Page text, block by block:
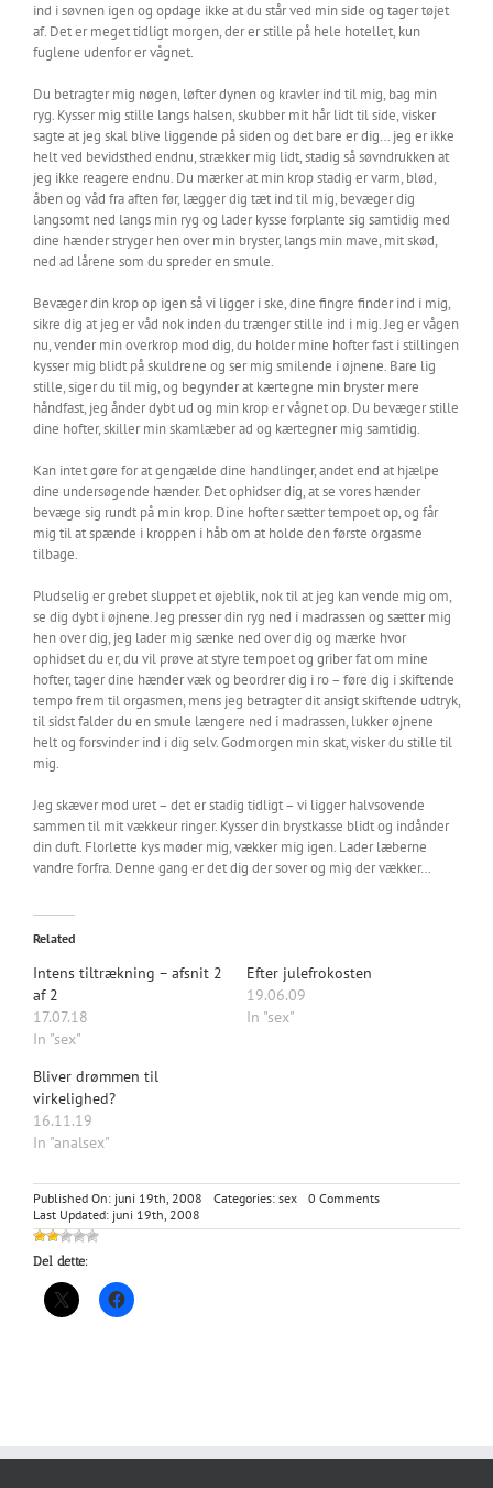
ind i søvnen igen og opdage ikke at du står ved min side og tager tøjet
af. Det er meget tidligt morgen, der er stille på hele hotellet, kun
fuglene udenfor er vågnet.
Du betragter mig nøgen, løfter dynen og kravler ind til mig, bag min
ryg. Kysser mig stille langs halsen, skubber mit hår lidt til side, visker
sagte at jeg skal blive liggende på siden og det bare er dig… jeg er ikke
helt ved bevidsthed endnu, strækker mig lidt, stadig så søvndrukken at
jeg ikke reagere endnu. Du mærker at min krop stadig er varm, blød,
åben og våd fra aften før, lægger dig tæt ind til mig, bevæger dig
langsomt ned langs min ryg og lader kysse forplante sig samtidig med
dine hænder stryger hen over min bryster, langs min mave, mit skød,
ned ad lårene som du spreder en smule.
Bevæger din krop op igen så vi ligger i ske, dine fingre finder ind i mig,
sikre dig at jeg er våd nok inden du trænger stille ind i mig. Jeg er vågen
nu, vender min overkrop mod dig, du holder mine hofter fast i stillingen
kysser mig blidt på skuldrene og ser mig smilende i øjnene. Bare lig
stille, siger du til mig, og begynder at kærtegne min bryster mere
håndfast, jeg ånder dybt ud og min krop er vågnet op. Du bevæger stille
dine hofter, skiller min skamlæber ad og kærtegner mig samtidig.
Kan intet gøre for at gengælde dine handlinger, andet end at hjælpe
dine undersøgende hænder. Det ophidser dig, at se vores hænder
bevæge sig rundt på min krop. Dine hofter sætter tempoet op, og får
mig til at spænde i kroppen i håb om at holde den første orgasme
tilbage.
Pludselig er grebet sluppet et øjeblik, nok til at jeg kan vende mig om,
se dig dybt i øjnene. Jeg presser din ryg ned i madrassen og sætter mig
hen over dig, jeg lader mig sænke ned over dig og mærke hvor
ophidset du er, du vil prøve at styre tempoet og griber fat om mine
hofter, tager dine hænder væk og beordrer dig i ro – føre dig i skiftende
tempo frem til orgasmen, mens jeg betragter dit ansigt skiftende udtryk,
til sidst falder du en smule længere ned i madrassen, lukker øjnene
helt og forsvinder ind i dig selv. Godmorgen min skat, visker du stille til
mig.
Jeg skæver mod uret – det er stadig tidligt – vi ligger halvsovende
sammen til mit vækkeur ringer. Kysser din brystkasse blidt og indånder
din duft. Florlette kys møder mig, vækker mig igen. Lader læberne
vandre forfra. Denne gang er det dig der sover og mig der vækker…
Related
Intens tiltrækning – afsnit 2
af 2
17.07.18
In "sex"
Efter julefrokosten
19.06.09
In "sex"
Bliver drømmen til
virkelighed?
16.11.19
In "analsex"
Published On: juni 19th, 2008 Categories: sex 0 Commentson
Last Updated: juni 19th, 2008
Del dette: